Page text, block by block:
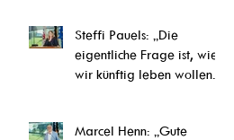
Steffi Pauels: „Die
eigentliche Frage ist, wie
wir künftig leben wollen.“
Marcel Henn: „Gute